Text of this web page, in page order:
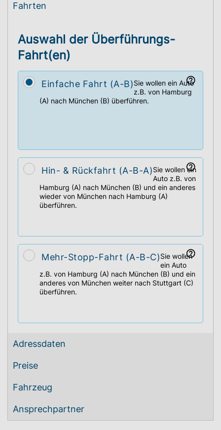
Fahrten
Auswahl der Überführungs-
Fahrt(en)
Einfache Fahrt (A-B)Sie wollen ein Auto
z.B. von Hamburg
(A) nach München (B) überführen.
Hin- & Rückfahrt (A-B-A)Sie wollen ein
Auto z.B. von
Hamburg (A) nach München (B) und ein anderes
wieder von München nach Hamburg (A)
überführen.
Mehr-Stopp-Fahrt (A-B-C)Sie wollen
ein Auto
z.B. von Hamburg (A) nach München (B) und ein
anderes von München weiter nach Stuttgart (C)
überführen.
Adressdaten
Preise
Fahrzeug
Ansprechpartner